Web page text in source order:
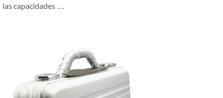
las capacidades …